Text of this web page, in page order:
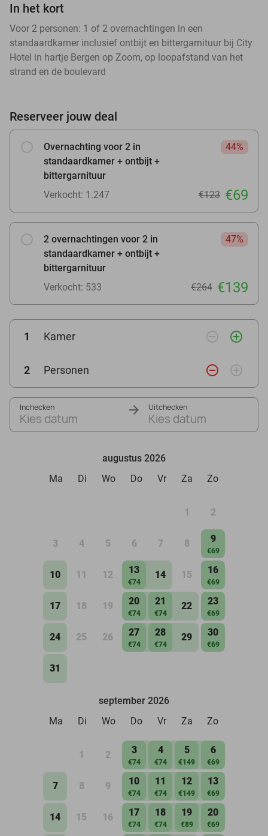
In het kort
Voor 2 personen: 1 of 2 overnachtingen in een
standaardkamer inclusief ontbijt en bittergarnituur bij City
Hotel in hartje Bergen op Zoom, op loopafstand van het
strand en de boulevard
Reserveer jouw deal
Overnachting voor 2 in
standaardkamer + ontbijt +
bittergarnituur
44%
Verkocht: 1.247 €123 €69
2 overnachtingen voor 2 in
standaardkamer + ontbijt +
bittergarnituur
47%
Verkocht: 533 €264 €139
1 Kamer remove_circle_outline add_circle_outline
2 Personen remove_circle_outline add_circle_outline
Inchecken
Kies datum
Uitchecken
Kies datum
augustus 2026
Ma
Di Wo Do Vr Za Zo
1 2
3 4 5 6 7 8 9
€69
10 11 12 13
€74
14 15 16
€69
17 18 19 20
€74
21
€74
22 23
€69
24 25 26 27
€74
28
€74
29 30
€69
31
september 2026
Ma
Di Wo Do Vr Za Zo
1 2 3
€74
4
€74
5
€149
6
€69
7 8 9 10
€74
11
€74
12
€149
13
€69
14 15 16 17
€74
18
€74
19
€89
20
€69